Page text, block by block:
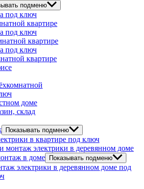
подменю
под ключ
квартире
под ключ
квартире
под ключ
квартире
доме
склад
Показывать подменю
в квартире под ключ
монтаж электрики в деревянном доме
в доме
Показывать подменю
электрики в деревянном доме под